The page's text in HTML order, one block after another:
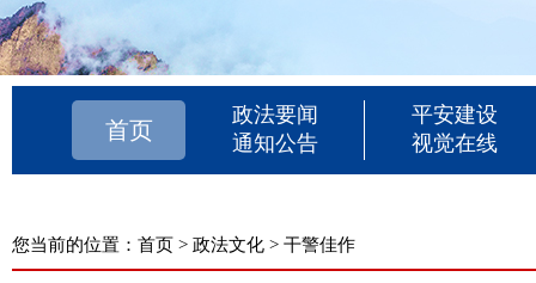
首页
政法要闻
通知公告
平安建设
视觉在线
您当前的位置： 首页 > 政法文化 > 干警佳作